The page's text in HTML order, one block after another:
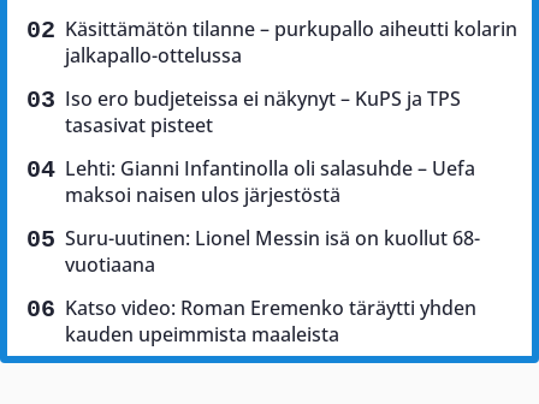
Käsittämätön tilanne – purkupallo aiheutti kolarin
jalkapallo-ottelussa
Iso ero budjeteissa ei näkynyt – KuPS ja TPS
tasasivat pisteet
Lehti: Gianni Infantinolla oli salasuhde – Uefa
maksoi naisen ulos järjestöstä
Suru-uutinen: Lionel Messin isä on kuollut 68-
vuotiaana
Katso video: Roman Eremenko täräytti yhden
kauden upeimmista maaleista